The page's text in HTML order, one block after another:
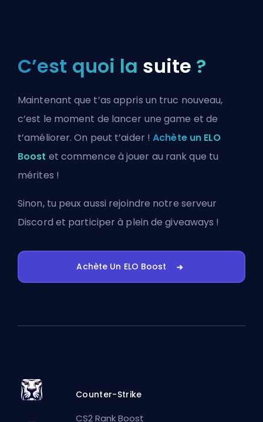
C’est quoi la suite ?
Maintenant que t’as appris un truc nouveau,
c’est le moment de lancer une game et de
t’améliorer. On peut t’aider !Achète un ELO
Boost et commence à jouer au rank que tu
mérites !
Sinon, tu peux aussi rejoindre notre serveur
Discord et participer à plein de giveaways !
Achète Un ELO Boost
Counter-Strike
CS2 Rank Boost